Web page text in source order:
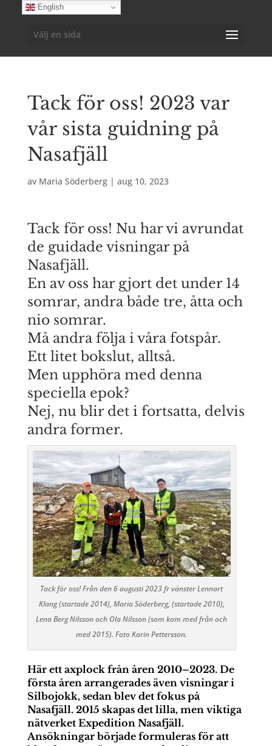
Välj en sida
Tack för oss! 2023 var
vår sista guidning på
Nasafjäll
av Maria Söderberg| aug 10, 2023
Tack för oss! Nu har vi avrundat
de guidade visningar på
Nasafjäll.
En av oss har gjort det under 14
somrar, andra både tre, åtta och
nio somrar.
Må andra följa i våra fotspår.
Ett litet bokslut, alltså.
Men upphöra med denna
speciella epok?
Nej, nu blir det i fortsatta, delvis
andra former.
Tack för oss! Från den 6 augusti 2023 fr vänster Lennart
Klang (startade 2014), Maria Söderberg, (startade 2010),
Lena Berg Nilsson och Ola Nilsson (som kom med från och
med 2015). Foto Karin Pettersson.
Här ett axplock från åren 2010–2023. De
första åren arrangerades även visningar i
Silbojokk, sedan blev det fokus på
Nasafjäll. 2015 skapas det lilla, men viktiga
nätverket Expedition Nasafjäll.
Ansökningar började formuleras för att
English